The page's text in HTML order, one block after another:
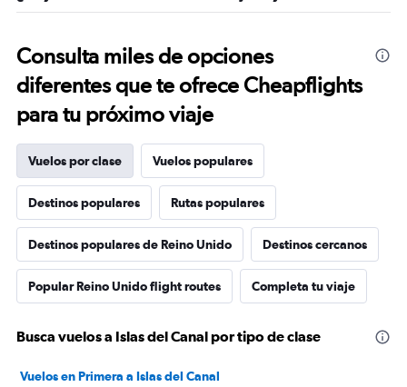
Consulta miles de opciones
diferentes que te ofrece Cheapflights
para tu próximo viaje
Vuelos por clase Vuelos populares
Destinos populares Rutas populares
Destinos populares de Reino Unido Destinos cercanos
Popular Reino Unido flight routes Completa tu viaje
Busca vuelos a Islas del Canal por tipo de clase
Vuelos en Primera a Islas del Canal